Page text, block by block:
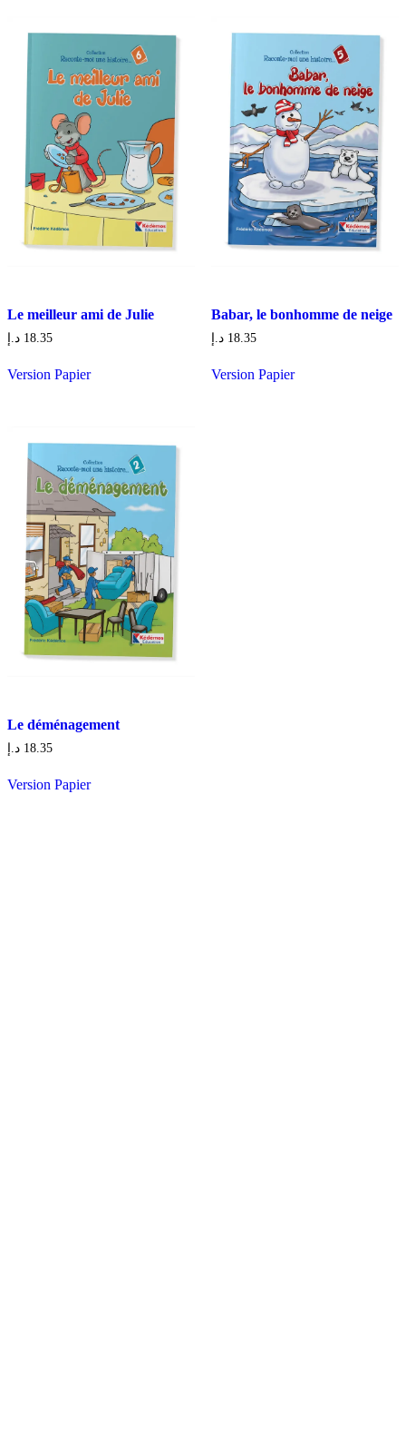
Le meilleur ami de Julie
18.35 د.إ
Version Papier
Babar, le bonhomme de neige
18.35 د.إ
Version Papier
Le déménagement
18.35 د.إ
Version Papier